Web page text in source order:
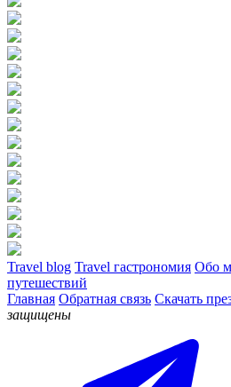
Travel blog Travel гастрономия Обо
путешествий
Главная Обратная связь Скачать
защищены